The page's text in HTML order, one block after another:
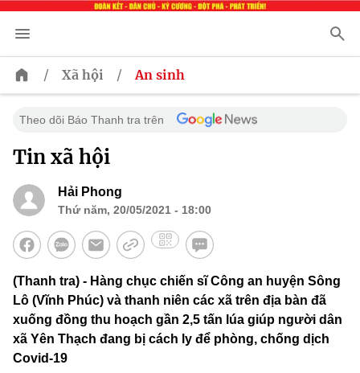
/ Xã hội / An sinh
Theo dõi Báo Thanh tra trên
Tin xã hội
Hải Phong
Thứ năm, 20/05/2021 - 18:00
(Thanh tra) - Hàng chục chiến sĩ Công an huyện Sông
Lô (Vĩnh Phúc) và thanh niên các xã trên địa bàn đã
xuống đồng thu hoạch gần 2,5 tấn lúa giúp người dân
xã Yên Thạch đang bị cách ly để phòng, chống dịch
Covid-19